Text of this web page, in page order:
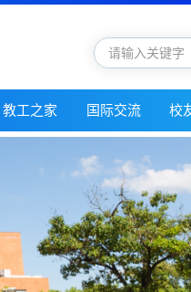
教工之家 国际交流 校